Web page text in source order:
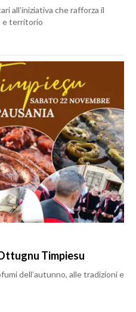
all’iniziativa che rafforza il
e territorio
Timpiesu
dell’autunno, alle tradizioni e